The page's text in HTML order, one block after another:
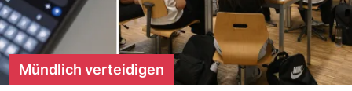
Mündlich verteidigen